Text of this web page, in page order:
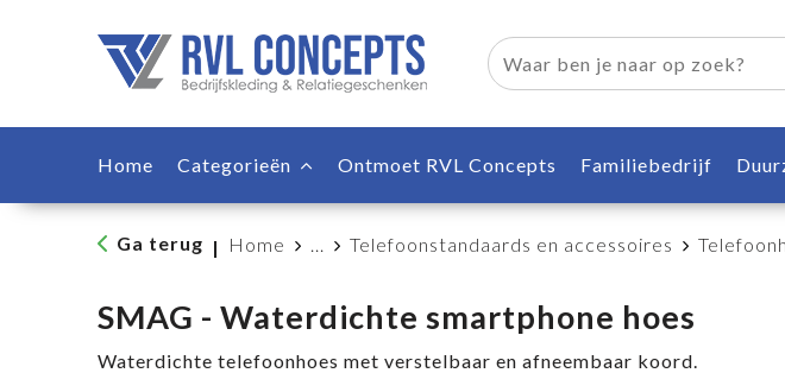
Home Categorieën Ontmoet RVL Concepts Familiebedrijf
Ga terug | Home ... Telefoonstandaards en accessoires
SMAG - Waterdichte smartphone hoes
Waterdichte telefoonhoes met verstelbaar en afneembaar koord.